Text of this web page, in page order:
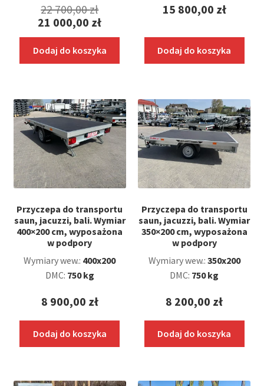
22 700,00złPierwotna
cena
wynosiła:
22
21 000,00 zł
Aktualna
cena
000,00 zł.
Dodaj do koszyka
15 800,00 zł
Dodaj do koszyka
Przyczepa do transportu
saun, jacuzzi, bali. Wymiar
400×200 cm, wyposażona
w podpory
Wymiary wew.: 400x200
DMC: 750 kg
8 900,00 zł
Dodaj do koszyka
Przyczepa do transportu
saun, jacuzzi, bali. Wymiar
350×200 cm, wyposażona
w podpory
Wymiary wew.: 350x200
DMC: 750 kg
8 200,00 zł
Dodaj do koszyka